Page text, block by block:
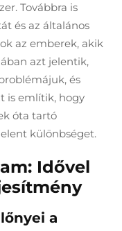
Továbbra is
és az általános
az emberek, akik
azt jelentik,
és
is említik, hogy
óta tartó
különbséget.
Idővel
a